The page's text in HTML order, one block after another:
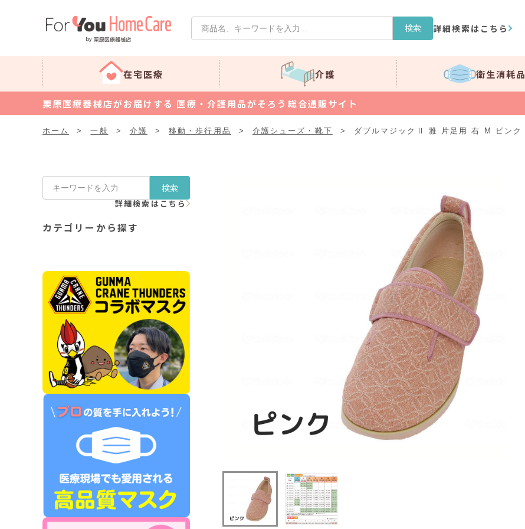
検索 詳細検索はこちら
在宅医療 介護 衛生消耗品
栗原医療器械店がお届けする 医療・介護用品がそろう総合通販サイト
ホーム > 一般 > 介護 > 移動・歩行用品 > 介護シューズ・靴下 > ダブルマジックⅡ 雅 片足用 右 M ピンク
検索
詳細検索はこちら
カテゴリーから探す